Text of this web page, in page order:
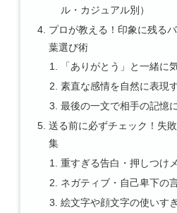
ル・カジュアル別）
プロが教える！印象に残る
葉選び術
「ありがとう」と一緒に
素直な感情を自然に表現
最後の一文で相手の記憶
送る前に必ずチェック！失
集
重すぎる告白・押しつけ
ネガティブ・自己卑下の
絵文字や顔文字の使いす